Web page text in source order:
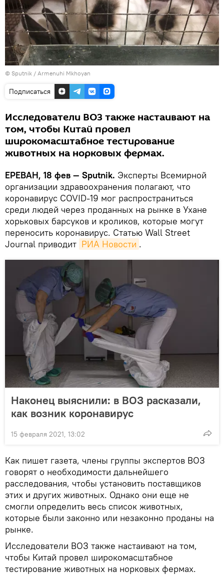
© Sputnik / Armenuhi Mkhoyan
Подписаться
Исследователи ВОЗ также настаивают на
том, чтобы Китай провел
широкомасштабное тестирование
животных на норковых фермах.
ЕРЕВАН, 18 фев — Sputnik. Эксперты Всемирной
организации здравоохранения полагают, что
коронавирус COVID-19 мог распространиться
среди людей через проданных на рынке в Ухане
хорьковых барсуков и кроликов, которые могут
переносить коронавирус. Статью Wall Street
Journal приводит РИА Новости .
Наконец выяснили: в ВОЗ расказали,
как возник коронавирус
15 февраля 2021, 13:02
Как пишет газета, члены группы экспертов ВОЗ
говорят о необходимости дальнейшего
расследования, чтобы установить поставщиков
этих и других животных. Однако они еще не
смогли определить весь список животных,
которые были законно или незаконно проданы на
рынке.
Исследователи ВОЗ также настаивают на том,
чтобы Китай провел широкомасштабное
тестирование животных на норковых фермах.